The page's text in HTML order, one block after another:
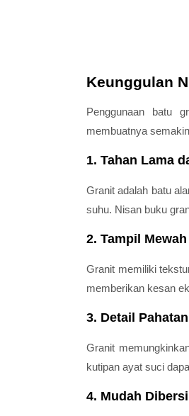
Keunggulan
Penggunaan batu
membuatnya
1. Tahan Lama
Granit adalah batu
suhu. Nisan buku
2. Tampil
Granit memiliki
memberikan kesan
3. Detail
Granit
kutipan ayat suci
4. Mudah